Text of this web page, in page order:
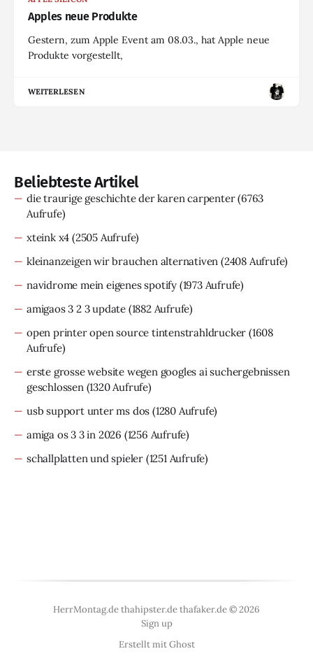
Apples neue Produkte
Gestern, zum Apple Event am 08.03., hat Apple neue
Produkte vorgestellt,
WEITERLESEN
Beliebteste Artikel
die traurige geschichte der karen carpenter(6763
Aufrufe)
xteink x4 (2505 Aufrufe)
kleinanzeigen wir brauchen alternativen (2408 Aufrufe)
navidrome mein eigenes spotify (1973 Aufrufe)
amigaos 3 2 3 update (1882 Aufrufe)
open printer open source tintenstrahldrucker (1608
Aufrufe)
erste grosse website wegen googles ai suchergebnissen
geschlossen (1320 Aufrufe)
usb support unter ms dos (1280 Aufrufe)
amiga os 3 3 in 2026 (1256 Aufrufe)
schallplatten und spieler (1251 Aufrufe)
HerrMontag.de thahipster.de thafaker.de © 2026
Sign up
Erstellt mitGhost